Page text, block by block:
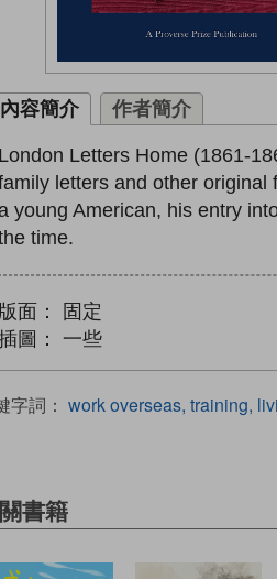
內容簡介 作者簡介
London Letters Home (1861-
letters and other original
young American, his entry
time.
版面：
固定
圖：
一些
字詞： work overseas, training,
書籍